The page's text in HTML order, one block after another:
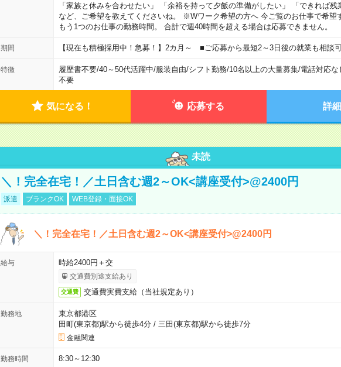
「家族と休みを合わせたい」 「余裕を持って夕飯の準備がしたい」 「できれば残
など、ご希望を教えてくださいね。 ※Wワーク希望の方へ 今ご覧のお仕事で希望
もう1つのお仕事の勤務時間。 合計で週40時間を超える場合は応募できません。
期間 【現在も積極採用中！急募！】2カ月～ ■ご応募から最短2～3日後の就業も相談
特徴 履歴書不要/40～50代活躍中/服装自由/シフト勤務/10名以上の大量募集/電話対応な
不要
気になる！ 応募する 詳
未読
＼！完全在宅！／土日含む週2～OK<講座受付>@2400円
派遣 ブランクOK WEB登録・面接OK
＼！完全在宅！／土日含む週2～OK<講座受付>@2400円
給与 時給2400円＋交
交通費別途支給あり
交通費 交通費実費支給（当社規定あり）
勤務地
東京都港区
田町(東京都)駅から徒歩4分/ 三田(東京都)駅から徒歩7分
金融関連
勤務時間 8:30～12:30